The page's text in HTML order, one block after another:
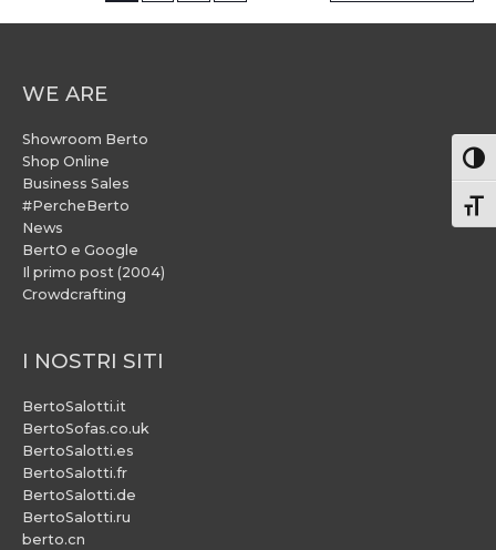
WE ARE
Showroom Berto
Shop Online
Business Sales
#PercheBerto
News
BertO e Google
Il primo post (2004)
Crowdcrafting
I NOSTRI SITI
BertoSalotti.it
BertoSofas.co.uk
BertoSalotti.es
BertoSalotti.fr
BertoSalotti.de
BertoSalotti.ru
berto.cn